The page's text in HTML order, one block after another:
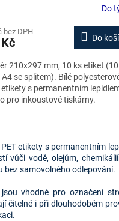
Do
bez DPH
Do
210x297 mm, 10 ks etiket (10
se splitem). Bílé
etikety s permanentním
pro inkoustové tiskárny.
etikety s permanentním
vůči vodě, olejům,
bez samovolného odlepování.
jsou vhodné pro označení
čitelné i při dlouhodobém